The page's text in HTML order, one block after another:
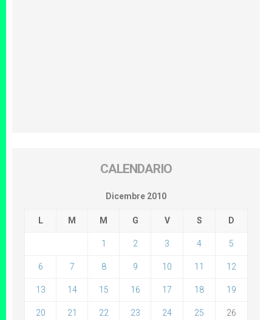
CALENDARIO
Dicembre 2010
L M M G V S D
1 2 3 4 5
6 7 8 9 10 11 12
13 14 15 16 17 18 19
20 21 22 23 24 25 26